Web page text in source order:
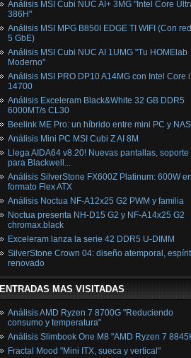
Análisis MSI Cubi NUC AI+ 3MG "Intel Core
386H"
Análisis MSI MPG B850I EDGE TI WIFI (Con
5 GbE)
Análisis MSI Cubi NUC AI 1UMG "Tu HOMElab
Moderno"
Análisis MSI PRO DP10 A14MG con Intel Core
14700
Análisis Exceleram Black&White 32 GB DDR5
6000MT/s CL30
Beelink ME Pro: un híbrido entre mini PC y NAS
Análisis Mini PC MSI Cubi Z AI 8M
Llega AIDA64 v8.20! Nuevas pantallas, soporte
para Blackwell...
Análisis SilverStone FX600Z Platinum: 600W
formato Flex ATX
Análisis Noctua NF-A12x25 G2 PWM y familia
Noctua presenta NH-D15 G2 y NF-A14x25 G2
chromax.black
Exceleram lanza la serie 42 DDR5 U-DIMM
SilverStone Crown 04: diseño atemporal,
renovado
ENTRADAS MAS VISITADAS
Análisis AMD Ryzen 7 8700G "Reduciendo
consumo y temperatura"
Análisis Slimbook One M8 "AMD Ryzen 7
Fractal Mood "Mini ITX, sueca y vertical"